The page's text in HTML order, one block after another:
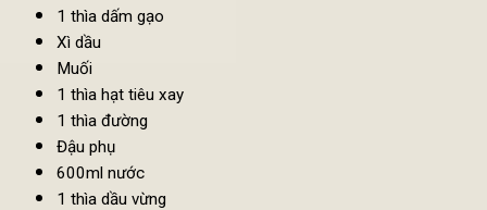
20g mộc nhĩ
20g nấm hương
1 gói sốt nấm (có thể mua tại siêu thị)
1 củ cà rốt thái lát mỏng
100g măng củ
1 thìa gừng băm
2 nhánh tỏi băm